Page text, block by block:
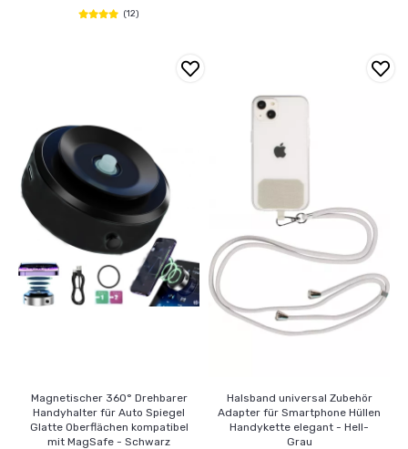
(12)
Magnetischer 360° Drehbarer
Handyhalter für Auto Spiegel
Glatte Oberflächen kompatibel
mit MagSafe - Schwarz
Halsband universal Zubehör
Adapter für Smartphone Hüllen
Handykette elegant - Hell-
Grau